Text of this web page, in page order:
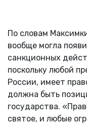
По словам
вообще могла
санкционных
поскольку любой
России, имеет
должна быть
государства.
святое, и любые